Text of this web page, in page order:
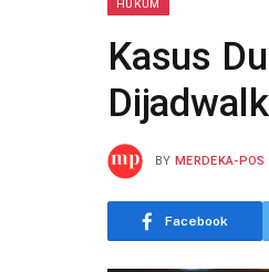
HUKUM
Kasus
BY MERDEKA-POS
Facebook